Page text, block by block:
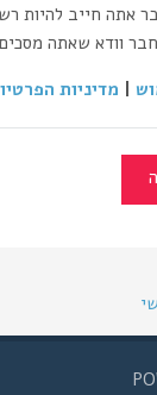
אתה חייב להיות
וודא שאתה מסכים
| מדיניות